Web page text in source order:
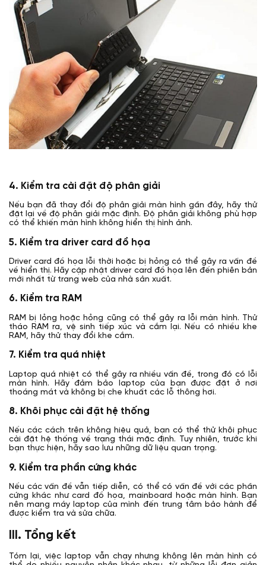
4. Kiểm tra cài đặt độ phân giải
Nếu bạn đã thay đổi độ phân giải màn hình gần đây, hãy thử
đặt lại về độ phân giải mặc định. Độ phân giải không phù hợp
có thể khiến màn hình không hiển thị hình ảnh.
5. Kiểm tra driver card đồ họa
Driver card đồ họa lỗi thời hoặc bị hỏng có thể gây ra vấn đề
về hiển thị. Hãy cập nhật driver card đồ họa lên đến phiên bản
mới nhất từ trang web của nhà sản xuất.
6. Kiểm tra RAM
RAM bị lỏng hoặc hỏng cũng có thể gây ra lỗi màn hình. Thử
tháo RAM ra, vệ sinh tiếp xúc và cắm lại. Nếu có nhiều khe
RAM, hãy thử thay đổi khe cắm.
7. Kiểm tra quá nhiệt
Laptop quá nhiệt có thể gây ra nhiều vấn đề, trong đó có lỗi
màn hình. Hãy đảm bảo laptop của bạn được đặt ở nơi
thoáng mát và không bị che khuất các lỗ thông hơi.
8. Khôi phục cài đặt hệ thống
Nếu các cách trên không hiệu quả, bạn có thể thử khôi phục
cài đặt hệ thống về trạng thái mặc định. Tuy nhiên, trước khi
bạn thực hiện, hãy sao lưu những dữ liệu quan trọng.
9. Kiểm tra phần cứng khác
Nếu các vấn đề vẫn tiếp diễn, có thể có vấn đề với các phần
cứng khác như card đồ họa, mainboard hoặc màn hình. Bạn
nên mang máy laptop của mình đến trung tâm bảo hành để
được kiểm tra và sửa chữa.
III. Tổng kết
Tóm lại, việc laptop vẫn chạy nhưng không lên màn hình có